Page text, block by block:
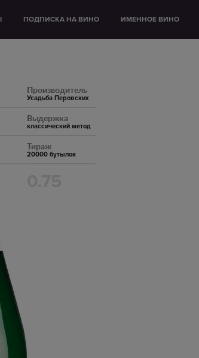
ПОДПИСКА НА ВИНО ИМЕННОЕ ВИНО
Производитель
Усадьба Перовских
Выдержка
классический метод
Тираж
20000 бутылок